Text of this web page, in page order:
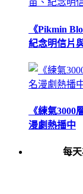
《Pikmin
紀念明信片
《練氣
漫劇熱播中
每